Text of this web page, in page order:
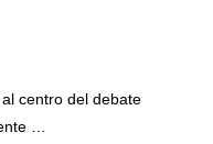
centro del debate
…